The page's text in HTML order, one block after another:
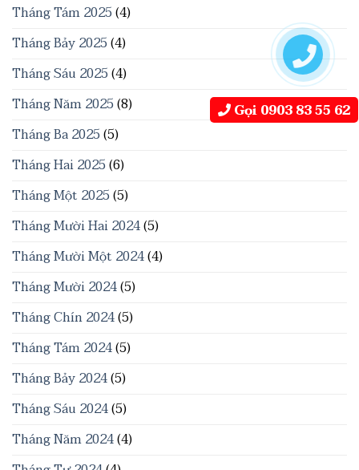
Tháng Tám 2025(4)
Tháng Bảy 2025(4)
Tháng Sáu 2025(4)
Tháng Năm 2025(8)
Tháng Ba 2025(5)
Tháng Hai 2025(6)
Tháng Một 2025(5)
Tháng Mười Hai 2024(5)
Tháng Mười Một 2024(4)
Tháng Mười 2024(5)
Tháng Chín 2024(5)
Tháng Tám 2024(5)
Tháng Bảy 2024(5)
Tháng Sáu 2024(5)
Tháng Năm 2024(4)
Gọi 0903 83 55 62